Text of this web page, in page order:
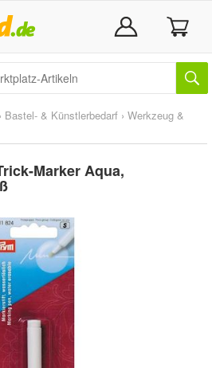
› Bastel- & Künstlerbedarf › Werkzeug &
Marker Aqua,